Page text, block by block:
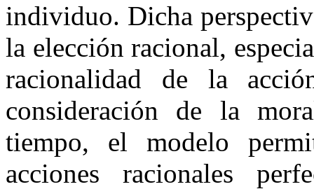
individuo. Dicha
la elección racional,
racionalidad de la
consideración de la
tiempo, el modelo
acciones racionales